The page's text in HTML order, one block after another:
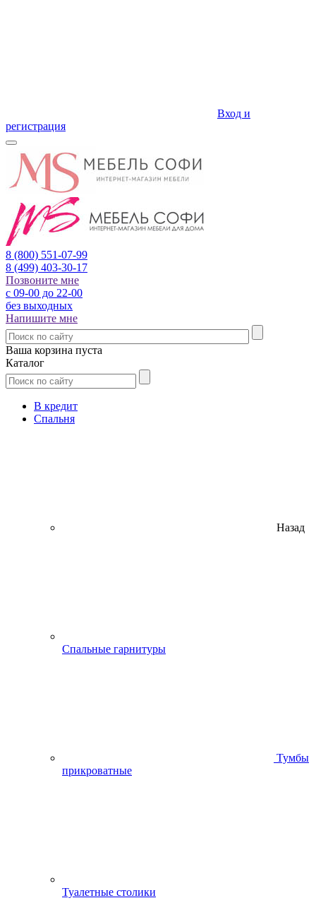
Вход и
регистрация
8 (800) 551-07-99
8 (499) 403-30-17
Позвоните мне
с 09-00 до 22-00
без выходных
Напишите мне
Ваша корзина пуста
Каталог
В кредит
Спальня
Назад
Спальные гарнитуры
Тумбы
прикроватные
Туалетные столики